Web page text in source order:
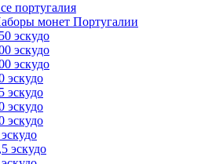
португалия
монет Португалии
эскудо
эскудо
эскудо
эскудо
эскудо
эскудо
эскудо
эскудо